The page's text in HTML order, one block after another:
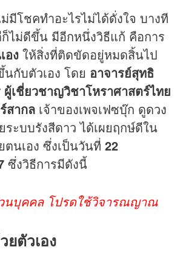
มีโชคทำอะไรไม่ได้ดั่งใจ บางที
ไม่ดีขึ้น มีอีกหนึ่งวิธีแก้ คือการ
อง ให้สิ่งที่ติดขัดอยู่หมดสิ้นไป
กับตัวเอง โดย อาจารย์สุทธิ
ผู้เชี่ยวชาญวิชาโหราศาสตร์ไทย
สากล เจ้าของเพจเฟซบุ๊ก ดูดวง
ระบบรังสีดาว ได้เผยฤกษ์ดีใน
ตนเอง ซึ่งเป็นวันที่ 22
ซึ่งวิธีการมีดังนี้
นบุคคล โปรดใช้วิจารณญาณ
ยตัวเอง